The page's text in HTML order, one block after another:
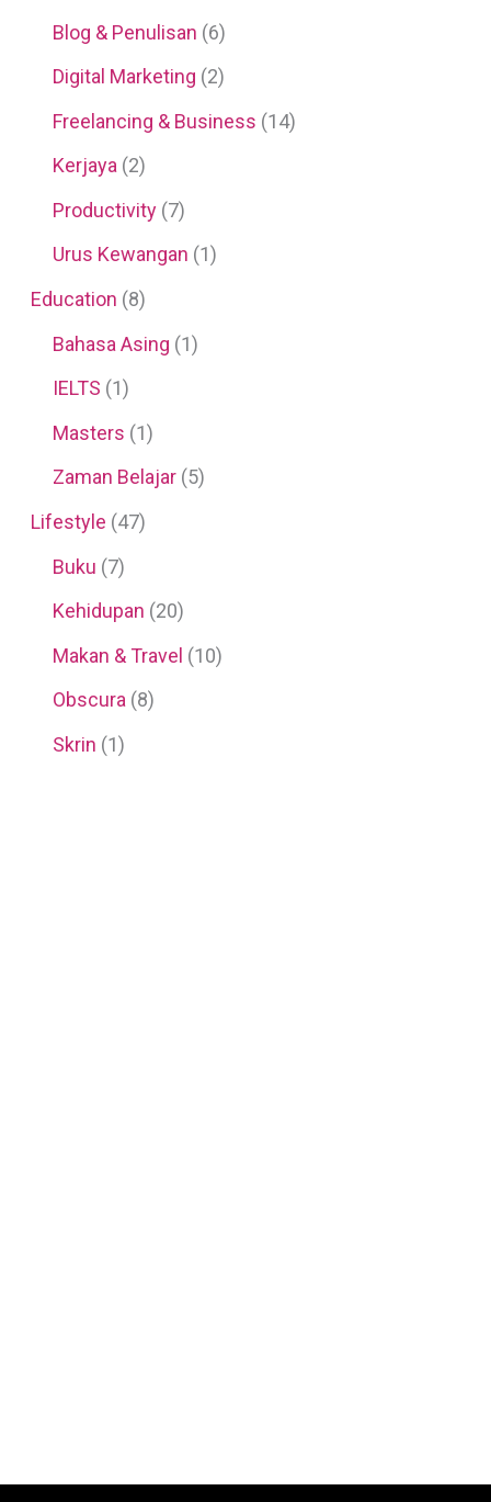
Blog & Penulisan (6)
Digital Marketing (2)
Freelancing & Business (14)
Kerjaya(2)
Productivity(7)
Urus Kewangan (1)
Education (8)
Bahasa Asing (1)
IELTS (1)
Masters (1)
Zaman Belajar(5)
Lifestyle (47)
Buku (7)
Kehidupan (20)
Makan & Travel (10)
Obscura(8)
Skrin (1)